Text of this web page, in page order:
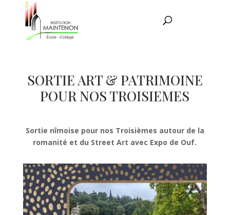
SORTIE ART & PATRIMOINE
POUR NOS TROISIEMES
Sortie nîmoise pour nos Troisièmes autour de la
romanité et du Street Art avec Expo de Ouf.